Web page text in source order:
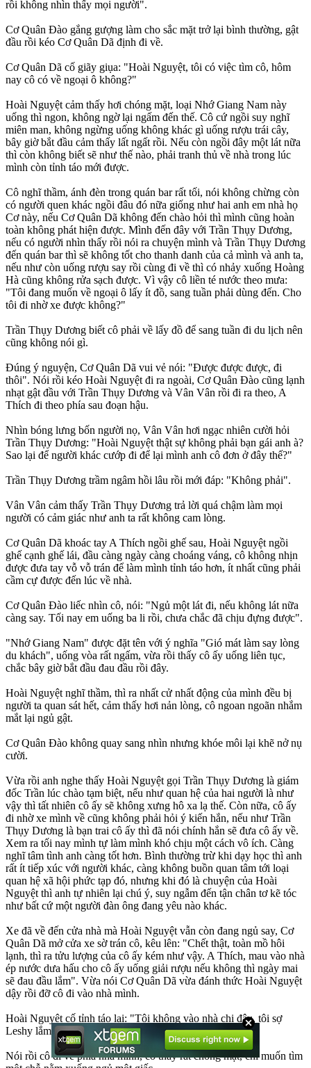
rồi không nhìn thấy mọi người".
Cơ Quân Đào gắng gượng làm cho sắc mặt trở lại bình thường, gật
đầu rồi kéo Cơ Quân Dã định đi về.
Cơ Quân Dã cố giãy giụa: "Hoài Nguyệt, tôi có việc tìm cô, hôm
nay cô có về ngoại ô không?"
Hoài Nguyệt cảm thấy hơi chóng mặt, loại Nhớ Giang Nam này
uống thì ngon, không ngờ lại ngấm đến thế. Cô cứ ngồi suy nghĩ
miên man, không ngừng uống không khác gì uống rượu trái cây,
bây giờ bắt đầu cảm thấy lất ngất rồi. Nếu còn ngồi đây một lát nữa
thì còn không biết sẽ như thế nào, phải tranh thủ về nhà trong lúc
mình còn tỉnh táo mới được.
Cô nghĩ thầm, ánh đèn trong quán bar rất tối, nói không chừng còn
có người quen khác ngồi đâu đó nữa giống như hai anh em nhà họ
Cơ này, nếu Cơ Quân Dã không đến chào hỏi thì mình cũng hoàn
toàn không phát hiện được. Mình đến đây với Trần Thụy Dương,
nếu có người nhìn thấy rồi nói ra chuyện mình và Trần Thụy Dương
đến quán bar thì sẽ không tốt cho thanh danh của cả mình và anh ta,
nếu như còn uống rượu say rồi cùng đi về thì có nhảy xuống Hoàng
Hà cũng không rửa sạch được. Vì vậy cô liền té nước theo mưa:
"Tôi đang muốn về ngoại ô lấy ít đồ, sang tuần phải dùng đến. Cho
tôi đi nhờ xe được không?"
Trần Thụy Dương biết cô phải về lấy đồ để sang tuần đi du lịch nên
cũng không nói gì.
Đúng ý nguyện, Cơ Quân Dã vui vẻ nói: "Được được được, đi
thôi". Nói rồi kéo Hoài Nguyệt đi ra ngoài, Cơ Quân Đào cũng lạnh
nhạt gật đầu với Trần Thụy Dương và Vân Vân rồi đi ra theo, A
Thích đi theo phía sau đoạn hậu.
Nhìn bóng lưng bốn người nọ, Vân Vân hơi ngạc nhiên cười hỏi
Trần Thụy Dương: "Hoài Nguyệt thật sự không phải bạn gái anh à?
Sao lại để người khác cướp đi để lại mình anh cô đơn ở đây thế?"
Trần Thụy Dương trầm ngâm hồi lâu rồi mới đáp: "Không phải".
Vân Vân cảm thấy Trần Thụy Dương trả lời quá chậm làm mọi
người có cảm giác như anh ta rất không cam lòng.
Cơ Quân Dã khoác tay A Thích ngồi ghế sau, Hoài Nguyệt ngồi
ghế cạnh ghế lái, đầu càng ngày càng choáng váng, cô không nhịn
được đưa tay vỗ vỗ trán để làm mình tỉnh táo hơn, ít nhất cũng phải
cầm cự được đến lúc về nhà.
Cơ Quân Đào liếc nhìn cô, nói: "Ngủ một lát đi, nếu không lát nữa
càng say. Tối nay em uống ba li rồi, chưa chắc đã chịu đựng được".
"Nhớ Giang Nam" được đặt tên với ý nghĩa "Gió mát làm say lòng
du khách", uống vòa rất ngấm, vừa rồi thấy cô ấy uống liên tục,
chắc bây giờ bắt đầu đau đầu rồi đây.
Hoài Nguyệt nghĩ thầm, thì ra nhất cử nhất động của mình đều bị
người ta quan sát hết, cảm thấy hơi nản lòng, cô ngoan ngoãn nhắm
mắt lại ngủ gật.
Cơ Quân Đào không quay sang nhìn nhưng khóe môi lại khẽ nở nụ
cười.
Vừa rồi anh nghe thấy Hoài Nguyệt gọi Trần Thụy Dương là giám
đốc Trần lúc chào tạm biệt, nếu như quan hệ của hai người là như
vậy thì tất nhiên cô ấy sẽ không xưng hô xa lạ thế. Còn nữa, cô ấy
đi nhờ xe mình về cũng không phải hỏi ý kiến hắn, nếu như Trần
Thụy Dương là bạn trai cô ấy thì đã nói chính hắn sẽ đưa cô ấy về.
Xem ra tối nay mình tự làm mình khó chịu một cách vô ích. Càng
nghĩ tâm tình anh càng tốt hơn. Bình thường trừ khi dạy học thì anh
rất ít tiếp xúc với người khác, càng không buồn quan tâm tới loại
quan hệ xã hội phức tạp đó, nhưng khi đó là chuyện của Hoài
Nguyệt thì anh tự nhiên lại chú ý, suy ngẫm đến tận chân tơ kẽ tóc
như bất cứ một người đàn ông đang yêu nào khác.
Xe đã về đến cửa nhà mà Hoài Nguyệt vẫn còn đang ngủ say, Cơ
Quân Dã mở cửa xe sờ trán cô, kêu lên: "Chết thật, toàn mồ hôi
lạnh, thì ra tửu lượng của cô ấy kém như vậy. A Thích, mau vào nhà
ép nước dưa hấu cho cô ấy uống giải rượu nếu không thì ngày mai
sẽ đau đầu lắm". Vừa nói Cơ Quân Dã vừa đánh thức Hoài Nguyệt
dậy rồi đỡ cô đi vào nhà mình.
Hoài Nguyệt cố tỉnh táo lại: "Tôi không vào nhà chị đâu, tôi sợ
Leshy lắm".
Nói rồi cô đi về phía nhà mình, cô thấy rất chóng mặt, chỉ muốn tìm